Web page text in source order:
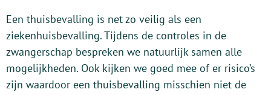
Een thuisbevalling is net zo veilig als een
ziekenhuisbevalling. Tijdens de controles in de
zwangerschap bespreken we natuurlijk samen alle
mogelijkheden. Ook kijken we goed mee of er risico’s
zijn waardoor een thuisbevalling misschien niet de